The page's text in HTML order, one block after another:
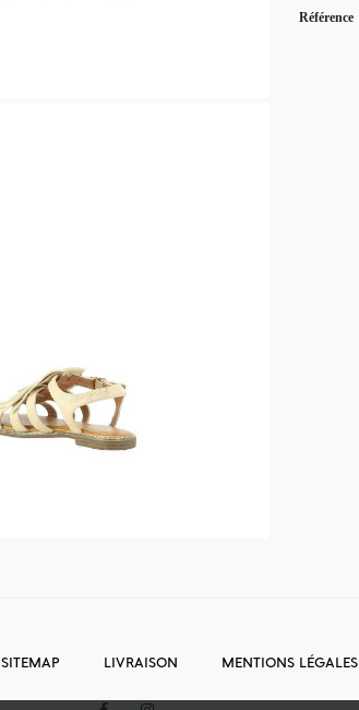
Référence
SITEMAP LIVRAISON MENTIONS LÉGALES